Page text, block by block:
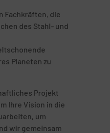
Fachkräften, die
des Stahl- und
Planeten zu
Projekt
Ihre Vision in die
um
wir gemeinsam